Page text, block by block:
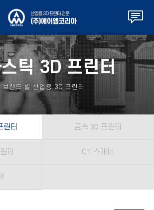
틱 3D 프린터
브랜드 별 산업용 3D 프린터
린터 금속 3D 프린터
터 CT 스캐너